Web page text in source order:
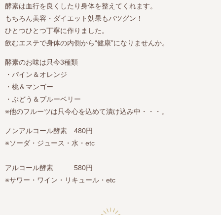
酵素は血行を良くしたり身体を整えてくれます。
もちろん美容・ダイエット効果もバツグン！
ひとつひとつ丁寧に作りました。
飲むエステで身体の内側から“健康”になりませんか。
酵素のお味は只今3種類
・パイン＆オレンジ
・桃＆マンゴー
・ぶどう＆ブルーベリー
※他のフルーツは只今心を込めて漬け込み中・・・。
ノンアルコール酵素 480円
※ソーダ・ジュース・水・etc
アルコール酵素 580円
※サワー・ワイン・リキュール・etc